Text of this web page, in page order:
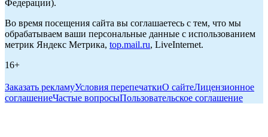
Федерации).
Во время посещения сайта вы соглашаетесь с тем, что мы
обрабатываем ваши персональные данные с использованием
метрик Яндекс Метрика, top.mail.ru, LiveInternet.
16+
Заказать рекламуУсловия перепечаткиО сайтеЛицензионное
соглашениеЧастые вопросыПользовательское соглашение